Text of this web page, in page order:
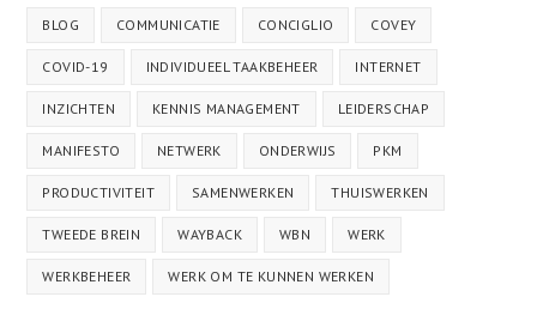
BLOG COMMUNICATIE CONCIGLIO COVEY
COVID-19 INDIVIDUEEL TAAKBEHEER INTERNET
INZICHTEN KENNIS MANAGEMENT LEIDERSCHAP
MANIFESTO NETWERK ONDERWIJS PKM
PRODUCTIVITEIT SAMENWERKEN THUISWERKEN
TWEEDE BREIN WAYBACK WBN WERK
WERKBEHEER WERK OM TE KUNNEN WERKEN